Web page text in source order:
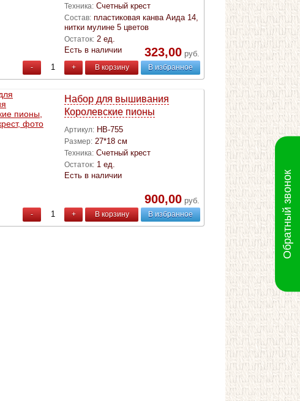
Техника: Счетный крест
Состав: пластиковая канва Аида 14,
нитки мулине 5 цветов
Остаток: 2 ед.
Есть в наличии
323,00 руб.
- + В корзину В избранное
Набор для вышивания
Королевские пионы
Артикул: НВ-755
Размер: 27*18 см
Техника: Счетный крест
Остаток: 1 ед.
Есть в наличии
900,00 руб.
- + В корзину В избранное Обратный звонок